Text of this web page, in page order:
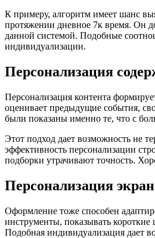
К примеру, алгоритм имеет шанс
протяжении дневное 7к время. Он
данной системой. Подобные
индивидуализации.
Персонализация
Персонализация контента
оценивает предыдущие события,
были показаны именно те, что с
Этот подход дает возможность не
эффективность персонализации
подборки утрачивают точность.
Персонализация
Оформление тоже способен
инструменты, показывать
Подобная индивидуализация дает